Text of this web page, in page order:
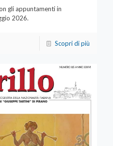
gli appuntamenti in
2026.
Scopri di più